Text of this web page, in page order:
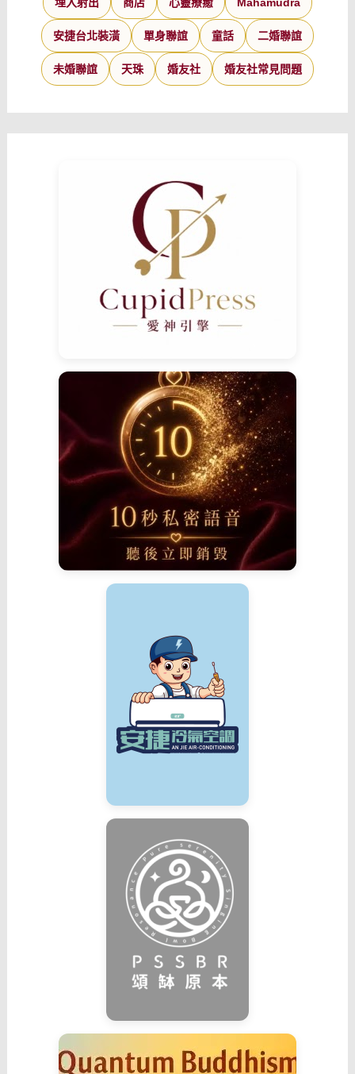
埋入射出 商店 心靈療癒 Mahamudra
安捷台北裝潢 單身聯誼 童話 二婚聯誼
未婚聯誼 天珠 婚友社 婚友社常見問題